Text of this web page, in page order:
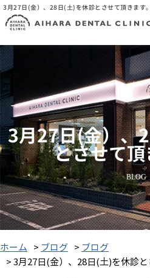
3月27日(金）、28日(土)を休診とさせて頂きます
3月27日(金）、
とさせて
BLOG
ホーム > ブログ > ブログ
> 3月27日(金）、28日(土)を休診と